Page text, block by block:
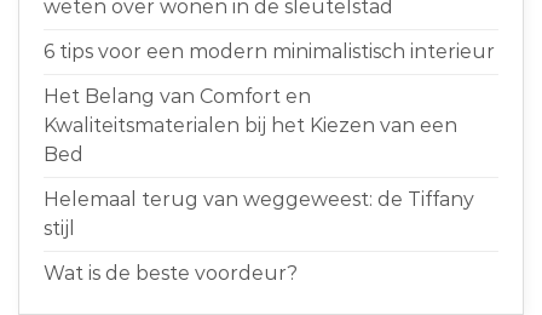
weten over wonen in de sleutelstad
6 tips voor een modern minimalistisch interieur
Het Belang van Comfort en
Kwaliteitsmaterialen bij het Kiezen van een
Bed
Helemaal terug van weggeweest: de Tiffany
stijl
Wat is de beste voordeur?